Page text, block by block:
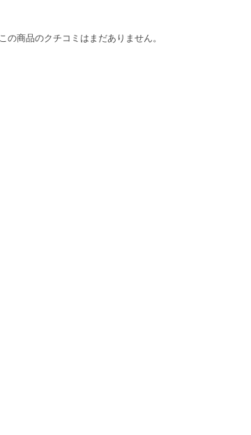
この商品のクチコミはまだありません。